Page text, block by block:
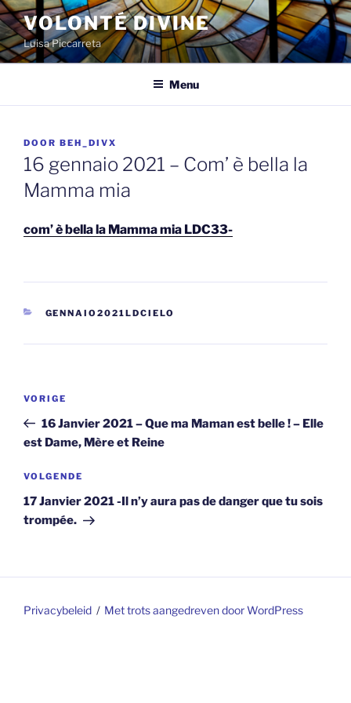
Spring
naar
de
inhoud
VOLONTÉ DIVINE
Luisa Piccarreta
Menu
GEPLAATST
OP
DOOR BEH_DIVX
16 gennaio 2021 – Com’ è bella la
Mamma mia
com’ è bella la Mamma mia LDC33-
CATEGORIEËN
GENNAIO2021LDCIELO
Vorig
bericht
VORIGE
16 Janvier 2021 – Que ma Maman est belle ! – Elle
est Dame, Mère et Reine
Volgend
bericht
VOLGENDE
17 Janvier 2021 -Il n’y aura pas de danger que tu sois
trompée.
Privacybeleid Met trots aangedreven door WordPress